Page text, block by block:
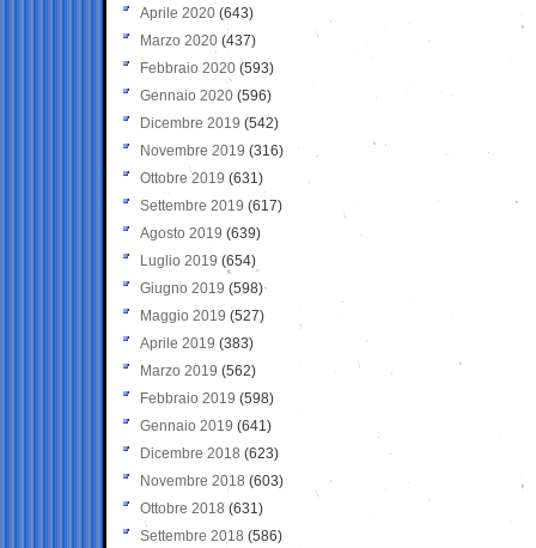
Aprile 2020 (643)
Marzo 2020 (437)
Febbraio 2020 (593)
Gennaio 2020 (596)
Dicembre 2019 (542)
Novembre 2019 (316)
Ottobre 2019 (631)
Settembre 2019 (617)
Agosto 2019 (639)
Luglio 2019 (654)
Giugno 2019 (598)
Maggio 2019 (527)
Aprile 2019 (383)
Marzo 2019 (562)
Febbraio 2019 (598)
Gennaio 2019 (641)
Dicembre 2018 (623)
Novembre 2018 (603)
Ottobre 2018 (631)
Settembre 2018 (586)